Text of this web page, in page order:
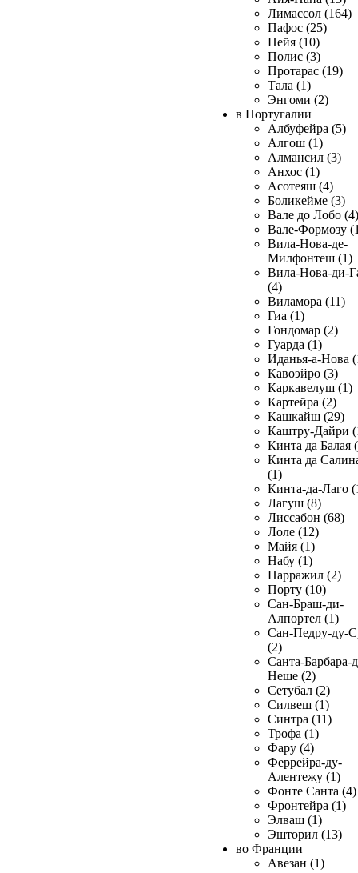
Лимассол (164)
Пафос (25)
Пейя (10)
Полис (3)
Протарас (19)
Тала (1)
Энгоми (2)
в Португалии
Албуфейра (5)
Алгош (1)
Алмансил (3)
Анхос (1)
Асотеяш (4)
Боликейме (3)
Вале до Лобо (4)
Вале-Формозу
Вила-Нова-де-
Милфонтеш (1)
Вила-Нова-ди-
(4)
Виламора (11)
Гиа (1)
Гондомар (2)
Гуарда (1)
Иданья-а-Нова
Кавоэйро (3)
Каркавелуш (1)
Картейра (2)
Кашкайш (29)
Каштру-Дайри
Кинта да Балая
Кинта да
(1)
Кинта-да-Лаго
Лагуш (8)
Лиссабон (68)
Лоле (12)
Майя (1)
Набу (1)
Парражил (2)
Порту (10)
Сан-Браш-ди-
Алпортел (1)
Сан-Педру-ду-
(2)
Санта-Барбара-
Неше (2)
Сетубал (2)
Силвеш (1)
Синтра (11)
Трофа (1)
Фару (4)
Феррейра-ду-
Алентежу (1)
Фонте Санта (4)
Фронтейра (1)
Элваш (1)
Эшторил (13)
во Франции
Авезан (1)